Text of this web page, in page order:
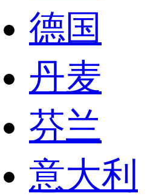
德国
丹麦
芬兰
意大利